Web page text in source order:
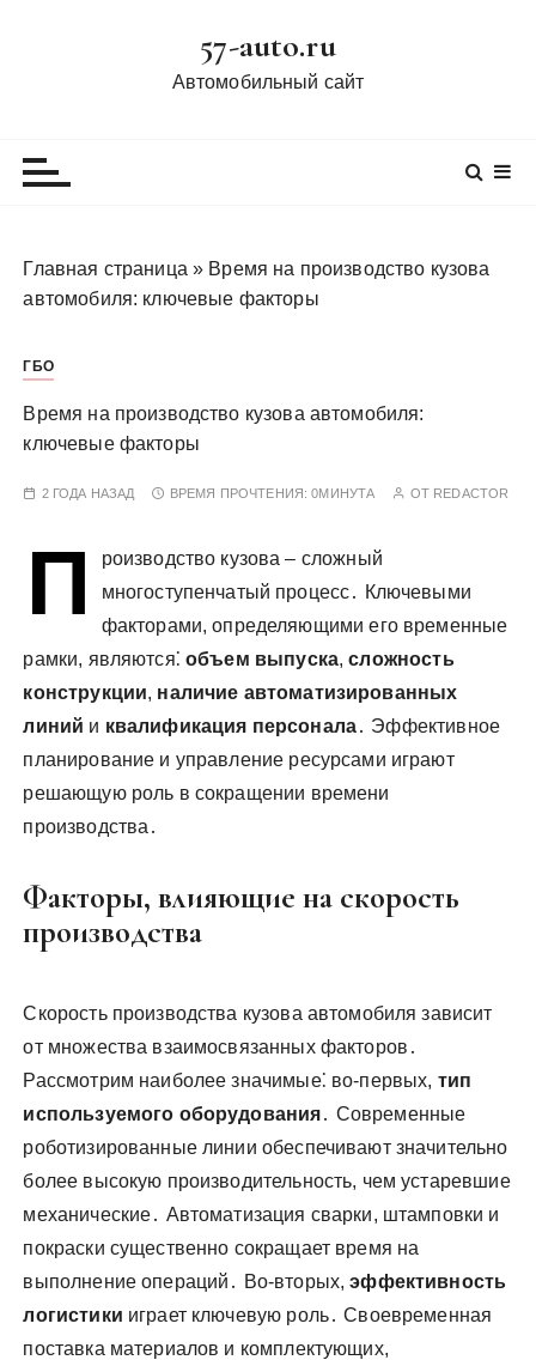
57-auto.ru
Автомобильный сайт
Главная страница » Время на производство кузова
автомобиля: ключевые факторы
ГБО
Время на производство кузова автомобиля:
ключевые факторы
2 ГОДА НАЗАД ВРЕМЯ ПРОЧТЕНИЯ:0МИНУТА ОТ REDACTOR
П
роизводство кузова – сложный
многоступенчатый процесс․ Ключевыми
факторами, определяющими его временные
рамки, являются⁚объем выпуска,сложность
конструкции, наличие автоматизированных
линий и квалификация персонала․ Эффективное
планирование и управление ресурсами играют
решающую роль в сокращении времени
производства․
Факторы, влияющие на скорость
производства
Скорость производства кузова автомобиля зависит
от множества взаимосвязанных факторов․
Рассмотрим наиболее значимые⁚ во-первых, тип
используемого оборудования․ Современные
роботизированные линии обеспечивают значительно
более высокую производительность, чем устаревшие
механические․ Автоматизация сварки, штамповки и
покраски существенно сокращает время на
выполнение операций․ Во-вторых,эффективность
логистики играет ключевую роль․ Своевременная
поставка материалов и комплектующих,